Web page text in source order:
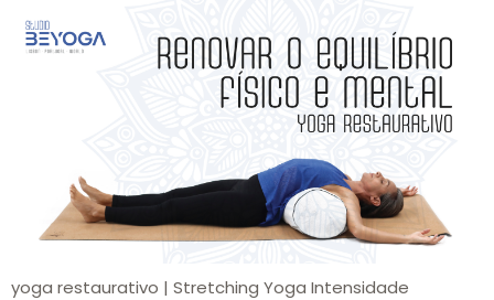
yoga restaurativo | Stretching Yoga Intensidade